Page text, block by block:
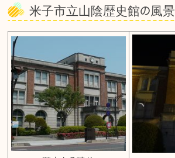
米子市立山陰歴史館の風景